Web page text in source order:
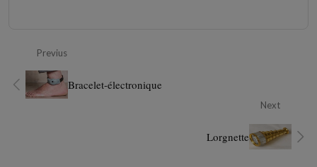
Previus
Bracelet-électronique
Next
Lorgnette